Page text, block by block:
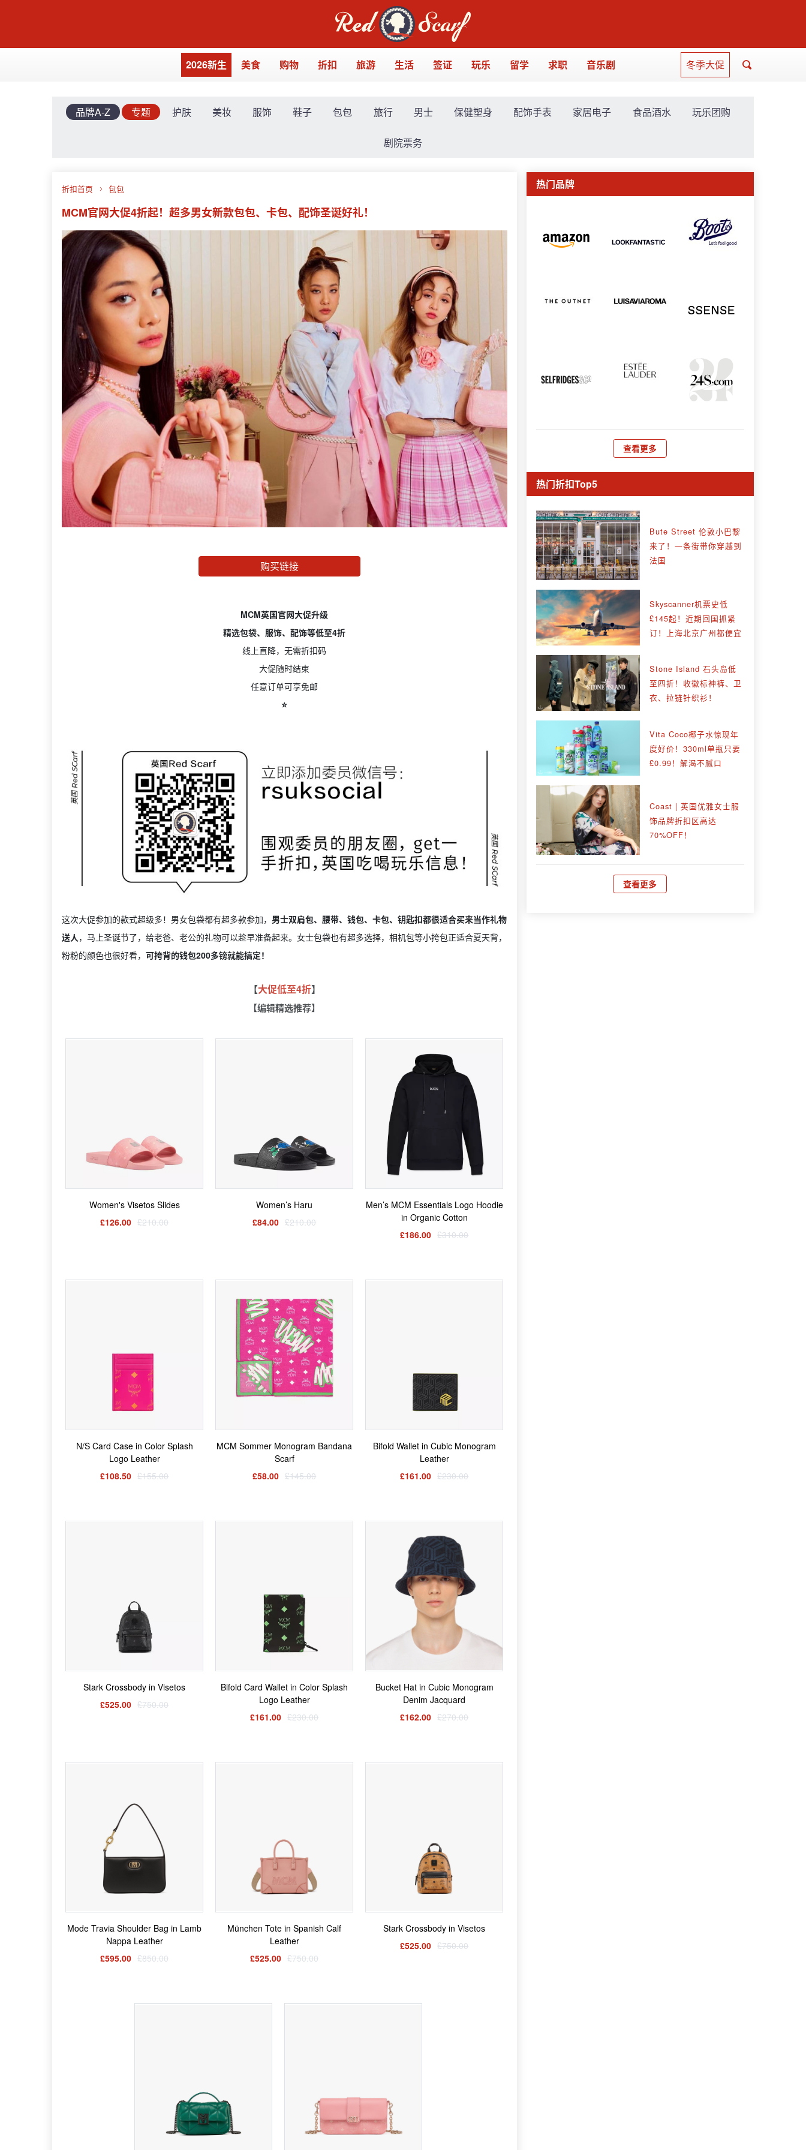
2026新生 美食 购物 折扣 旅游 生活 签证 玩乐 留学 求职 音乐剧 冬季大促
品牌A-Z 专题 护肤 美妆 服饰 鞋子 包包 旅行 男士 保健塑身 配饰手表 家居电子 食品酒水 玩乐团购
剧院票务
折扣首页 包包
MCM官网大促4折起！超多男女新款包包、卡包、配饰圣诞好礼！
购买链接
MCM英国官网大促升级
精选包袋、服饰、配饰等低至4折
线上直降，无需折扣码
大促随时结束
任意订单可享免邮
⭐️
这次大促参加的款式超级多！男女包袋都有超多款参加， 男士双肩包、腰带、钱包、卡包、钥匙扣都很适合买来当作礼物
送人，马上圣诞节了，给老爸、老公的礼物可以趁早准备起来。女士包袋也有超多选择，相机包等小挎包正适合夏天背，
粉粉的颜色也很好看， 可挎背的钱包200多镑就能搞定！
【大促低至4折】
【编辑精选推荐】
Women's Visetos Slides
£126.00 £210.00
Women’s Haru
£84.00 £210.00
Men’s MCM Essentials Logo Hoodie
in Organic Cotton
£186.00 £310.00
N/S Card Case in Color Splash
Logo Leather
£108.50 £155.00
MCM Sommer Monogram Bandana
Scarf
£58.00 £145.00
Bifold Wallet in Cubic Monogram
Leather
£161.00 £230.00
Stark Crossbody in Visetos
£525.00 £750.00
Bifold Card Wallet in Color Splash
Logo Leather
£161.00 £230.00
Bucket Hat in Cubic Monogram
Denim Jacquard
£162.00 £270.00
Mode Travia Shoulder Bag in Lamb
Nappa Leather
£595.00 £850.00
München Tote in Spanish Calf
Leather
£525.00 £750.00
Stark Crossbody in Visetos
£525.00 £750.00
热门品牌
查看更多
热门折扣Top5
Bute Street 伦敦小巴黎
来了！一条街带你穿越到
法国
Skyscanner机票史低
£145起！近期回国抓紧
订！上海北京广州都便宜
Stone Island 石头岛低
至四折！收徽标神裤、卫
衣、拉链针织衫！
Vita Coco椰子水惊现年
度好价！330ml单瓶只要
£0.99！解渴不腻口
Coast | 英国优雅女士服
饰品牌折扣区高达
70%OFF！
查看更多